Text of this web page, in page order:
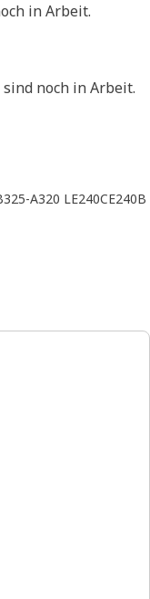
in Arbeit.
noch in Arbeit.
325-A320 LE240CE240B